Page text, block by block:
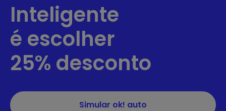
Inteligente
é escolher
25% desconto
Simular ok! auto